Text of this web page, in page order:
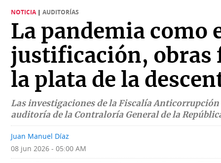
Política
Economía
Mundo
Deportes
Tecnología
Ponle
la
Firma
Vivir+
Opinión
Blogs
Fotografías
Videos
Fe
de
erratas
NOTICIA | AUDITORÍAS
La pandemia como
justificación, obras
la plata de la
Las investigaciones de la Fiscalía
auditoría de la Contraloría General de la
Juan Manuel Díaz
08 jun 2026 - 05:00 AM